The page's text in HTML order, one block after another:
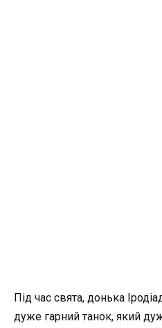
Під час свята, донька
дуже гарний танок, який